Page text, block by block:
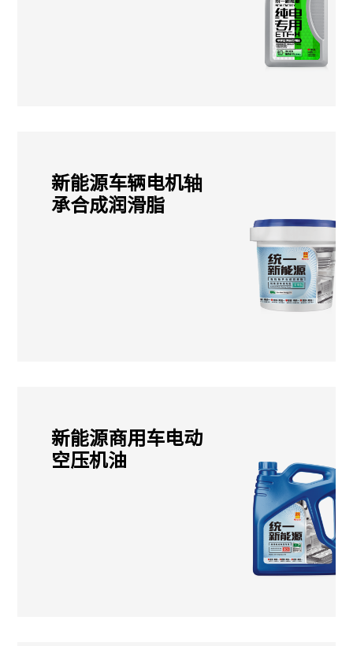
新能源车辆电机轴
承合成润滑脂
新能源商用车电动
空压机油